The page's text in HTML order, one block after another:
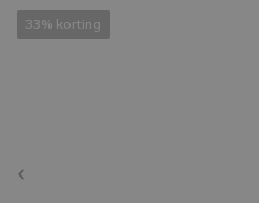
33% korting